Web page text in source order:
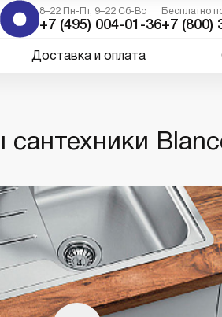
8–22 Пн-Пт, 9–22 Сб-Вс
+7 (495) 004-01-36
Бесплатно
+7 (800)
Доставка и оплата